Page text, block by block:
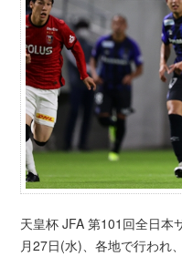
天皇杯 JFA 第101回全日本
月27日(水)、各地で行われ